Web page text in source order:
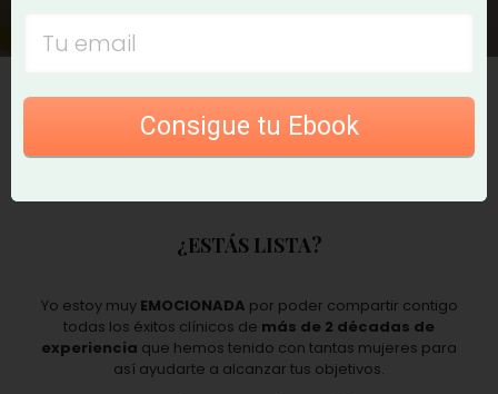
¿ESTÁS LISTA?
Yo estoy muy EMOCIONADA por poder compartir contigo
todas los éxitos clínicos de más de 2 décadas de
experiencia que hemos tenido con tantas mujeres para
así ayudarte a alcanzar tus objetivos.
Consigue tu Ebook